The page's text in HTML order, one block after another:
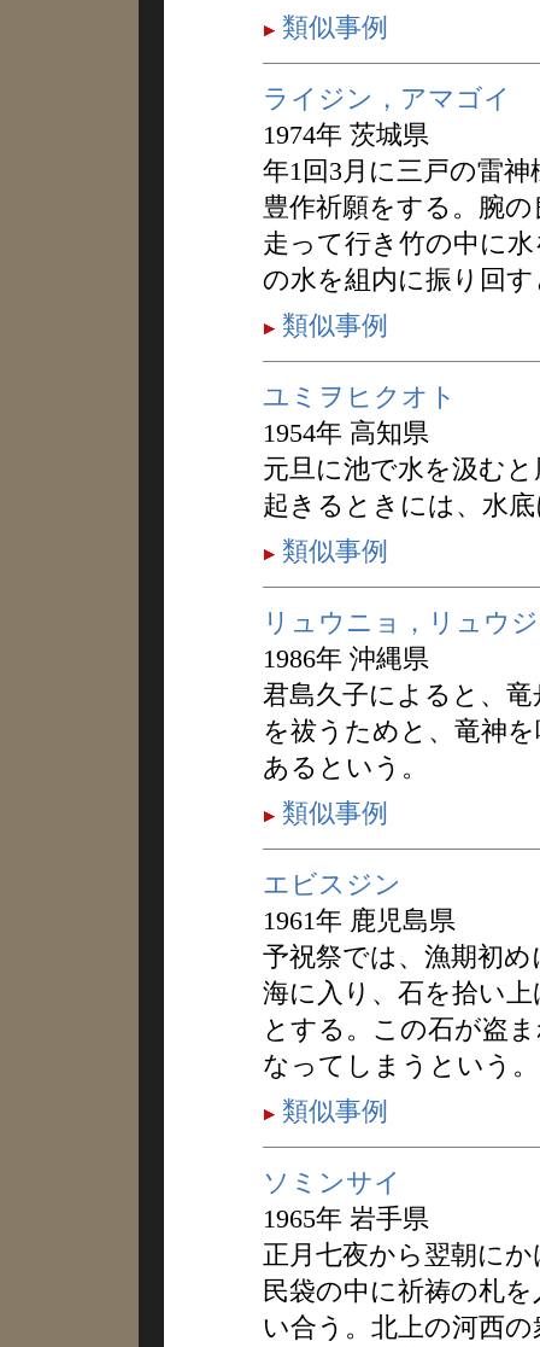
類似事例
ライジン，アマゴイ
1974年 茨城県
年1回3月に三戸の雷
豊作祈願をする。腕
走って行き竹の中に
の水を組内に振り回
類似事例
ユミヲヒクオト
1954年 高知県
元旦に池で水を汲む
起きるときには、水
類似事例
リュウニョ，リュウ
1986年 沖縄県
君島久子によると、
を祓うためと、竜神
あるという。
類似事例
エビスジン
1961年 鹿児島県
予祝祭では、漁期初
海に入り、石を拾い
とする。この石が盗
なってしまうという。
類似事例
ソミンサイ
1965年 岩手県
正月七夜から翌朝に
民袋の中に祈祷の札
い合う。北上の河西